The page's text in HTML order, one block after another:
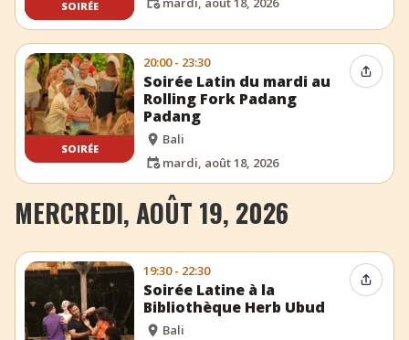
SOIRÉE
SOIRÉE
20:00 - 23:30
Soirée Latin du mardi au
Rolling Fork Padang
Padang
Bali
mardi, août 18, 2026
MERCREDI, AOÛT 19, 2026
19:30 - 22:30
Soirée Latine à la
Bibliothèque Herb Ubud
Bali